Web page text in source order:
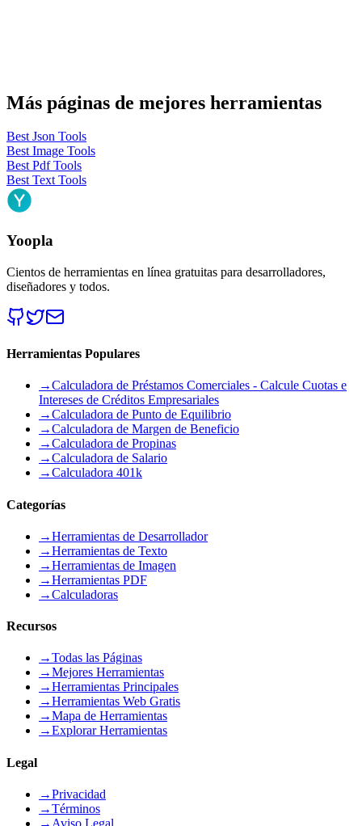
Más páginas de mejores herramientas
Best Json Tools
Best Image Tools
Best Pdf Tools
Best Text Tools
Yoopla
Cientos de herramientas en línea gratuitas para desarrolladores,
diseñadores y todos.
Herramientas Populares
→Calculadora de Préstamos Comerciales - Calcule Cuotas e
Intereses de Créditos Empresariales
→Calculadora de Punto de Equilibrio
→Calculadora de Margen de Beneficio
→Calculadora de Propinas
→Calculadora de Salario
→Calculadora 401k
Categorías
→Herramientas de Desarrollador
→Herramientas de Texto
→Herramientas de Imagen
→Herramientas PDF
→Calculadoras
Recursos
→Todas las Páginas
→Mejores Herramientas
→Herramientas Principales
→Herramientas Web Gratis
→Mapa de Herramientas
→Explorar Herramientas
Legal
→Privacidad
→Términos
→ Aviso Legal